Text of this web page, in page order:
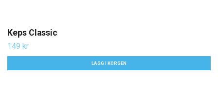
Keps Classic
149 kr
LÄGG I KORGEN